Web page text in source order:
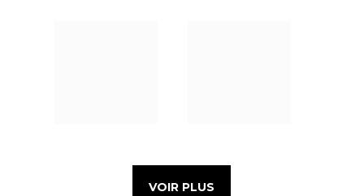
VOIR PLUS